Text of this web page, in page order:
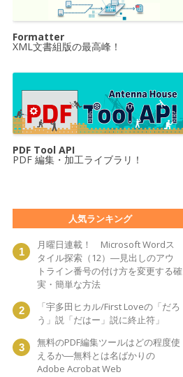
Formatter
XML文書組版の最高峰！
PDF Tool API
PDF 編集・加工ライブラリ！
人気ランキング
月曜日連載！ Microsoft Wordス
タイル探索（12）―見出しのアウ
トライン番号の付け方を変更する確
実・簡単な方法
「宇多田ヒカル/First Loveの「だろ
う」説「だはー」説に終止符」
無料のPDF編集ツールはどの程度使
えるか―無料とは名ばかりの
Adobe Acrobat Web